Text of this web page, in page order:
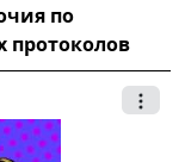
по
протоколов